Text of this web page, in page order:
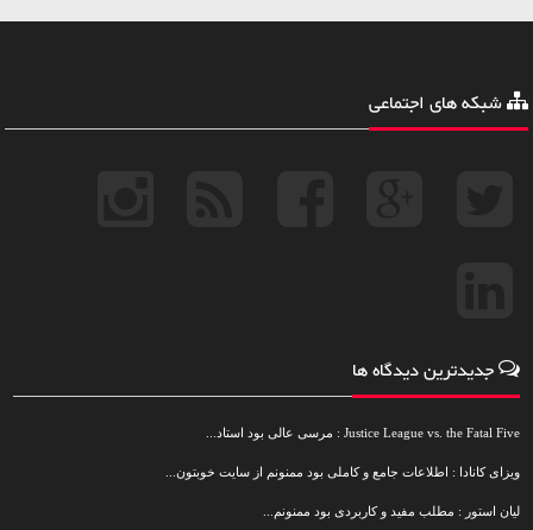
شبکه های اجتماعی
جدیدترین دیدگاه ها
Justice League vs. the Fatal Five : مرسی عالی بود استاد...
ویزای کانادا : اطلاعات جامع و کاملی بود ممنونم از سایت خوبتون...
لیان استور : مطلب مفید و کاربردی بود ممنونم...